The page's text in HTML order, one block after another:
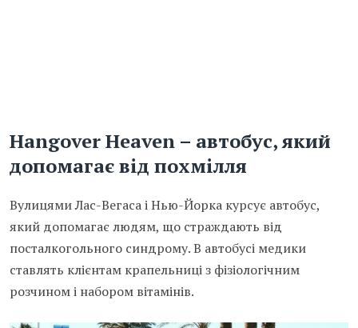
Hangover Heaven – автобус, який
допомагає від похмілля
Вулицями Лас-Вегаса і Нью-Йорка курсує автобус,
який допомагає людям, що страждають від
посталкогольного синдрому. В автобусі медики
ставлять клієнтам крапельниці з фізіологічним
розчином і набором вітамінів.